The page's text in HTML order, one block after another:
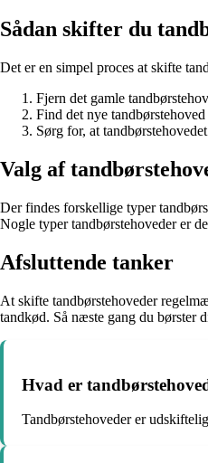
Sådan skifter du
Det er en simpel proces at skifte
Fjern det gamle
Find det nye
Sørg for, at
Valg af
Der findes forskellige typer
Nogle typer tandbørstehoveder er
Afsluttende tanker
At skifte tandbørstehoveder
tandkød. Så næste gang du børster
Hvad er
Tandbørstehoveder er